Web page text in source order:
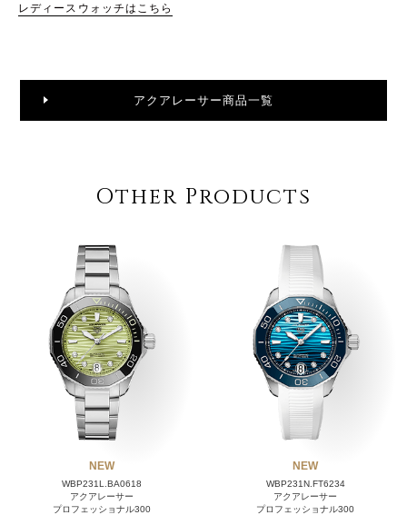
レディースウォッチはこちら
アクアレーサー商品一覧
Other Products
NEW
WBP231L.BA0618
アクアレーサー
プロフェッショナル300
NEW
WBP231N.FT6234
アクアレーサー
プロフェッショナル300